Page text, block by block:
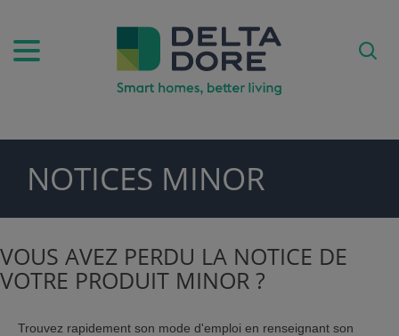
& SERVICES)
NOTICES MINOR
VOUS AVEZ PERDU LA NOTICE DE
VOTRE PRODUIT MINOR ?
Trouvez rapidement son mode d'emploi en renseignant son